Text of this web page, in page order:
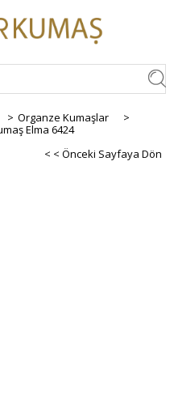
> Organze Kumaşlar
>
Elma 6424
< < Önceki Sayfaya Dön